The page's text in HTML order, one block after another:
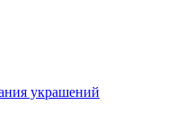
украшений